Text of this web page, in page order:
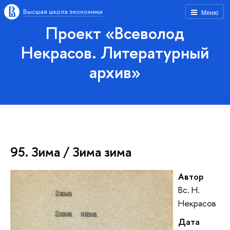
Меню
Высшая школа экономики
Проект «Всеволод
Некрасов. Литературный
архив»
95. Зима / Зима зима
Автор
Вс. Н.
Некрасов
Дата